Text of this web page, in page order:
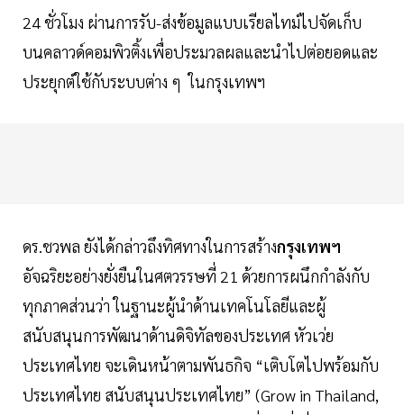
24 ชั่วโมง ผ่านการรับ-ส่งข้อมูลแบบเรียลไทม์ไปจัดเก็บ
บนคลาวด์คอมพิวติ้งเพื่อประมวลผลและนำไปต่อยอดและ
ประยุกต์ใช้กับระบบต่าง ๆ ในกรุงเทพฯ
ดร.ชวพล ยังได้กล่าวถึงทิศทางในการสร้างกรุงเทพฯ
อัจฉริยะอย่างยั่งยืนในศตวรรษที่ 21 ด้วยการผนึกกำลังกับ
ทุกภาคส่วนว่า ในฐานะผู้นำด้านเทคโนโลยีและผู้
สนับสนุนการพัฒนาด้านดิจิทัลของประเทศ หัวเว่ย
ประเทศไทย จะเดินหน้าตามพันธกิจ “เติบโตไปพร้อมกับ
ประเทศไทย สนับสนุนประเทศไทย” (Grow in Thailand,